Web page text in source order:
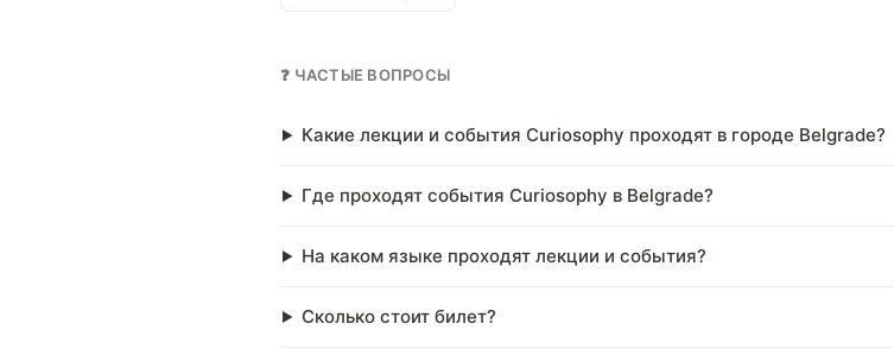
❓ ЧАСТЫЕ ВОПРОСЫ
Какие лекции и события Curiosophy проходят в городе Belgrade?
Где проходят события Curiosophy в Belgrade?
На каком языке проходят лекции и события?
Сколько стоит билет?